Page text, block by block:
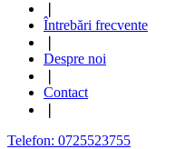
Întrebări frecvente
Despre noi
Contact
Telefon: 0725523755